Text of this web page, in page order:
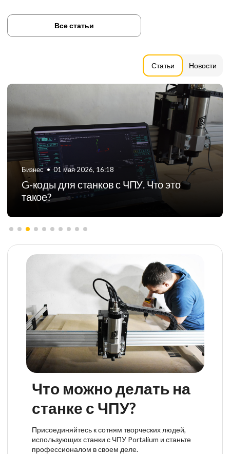
Статьи Новости
Все статьи
Бизнес • 06 августа 2024, 11:21
ТОП-5 российских производителей
фрезерных станков с ЧПУ
Что можно делать на
станке с ЧПУ?
Присоединяйтесь к сотням творческих людей,
использующих станки с ЧПУ Portalium и станьте
профессионалом в своем деле.